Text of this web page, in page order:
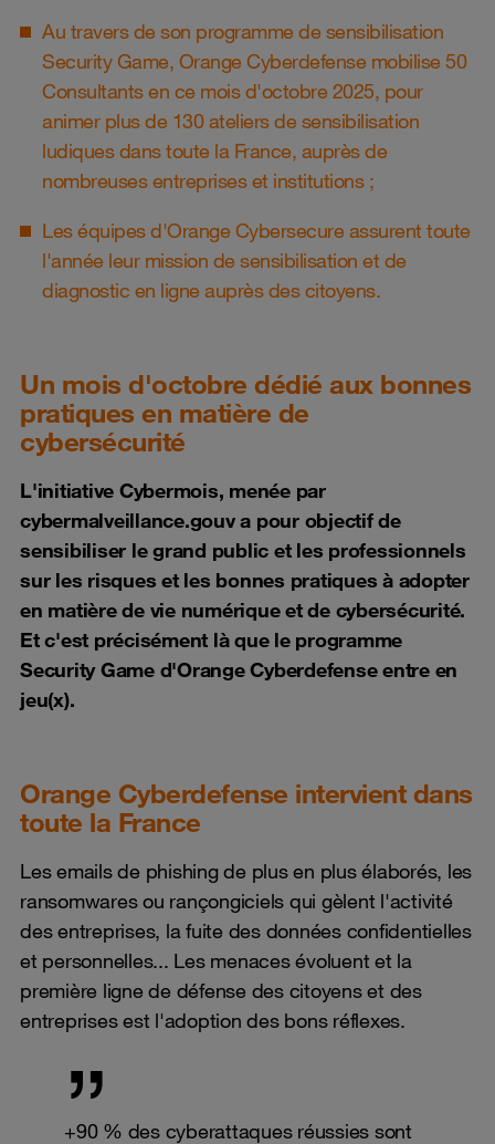
Au travers de son programme de sensibilisation
Security Game, Orange Cyberdefense mobilise 50
Consultants en ce mois d'octobre 2025, pour
animer plus de 130 ateliers de sensibilisation
ludiques dans toute la France, auprès de
nombreuses entreprises et institutions ;
Les équipes d'Orange Cybersecure assurent toute
l'année leur mission de sensibilisation et de
diagnostic en ligne auprès des citoyens.
Un mois d'octobre dédié aux bonnes
pratiques en matière de
cybersécurité
L'initiative Cybermois, menée par
cybermalveillance.gouv a pour objectif de
sensibiliser le grand public et les professionnels
sur les risques et les bonnes pratiques à adopter
en matière de vie numérique et de cybersécurité.
Et c'est précisément là que le programme
Security Game d'Orange Cyberdefense entre en
jeu(x).
Orange Cyberdefense intervient dans
toute la France
Les emails de phishing de plus en plus élaborés, les
ransomwares ou rançongiciels qui gèlent l'activité
des entreprises, la fuite des données confidentielles
et personnelles... Les menaces évoluent et la
première ligne de défense des citoyens et des
entreprises est l'adoption des bons réflexes.
+90 % des cyberattaques réussies sont